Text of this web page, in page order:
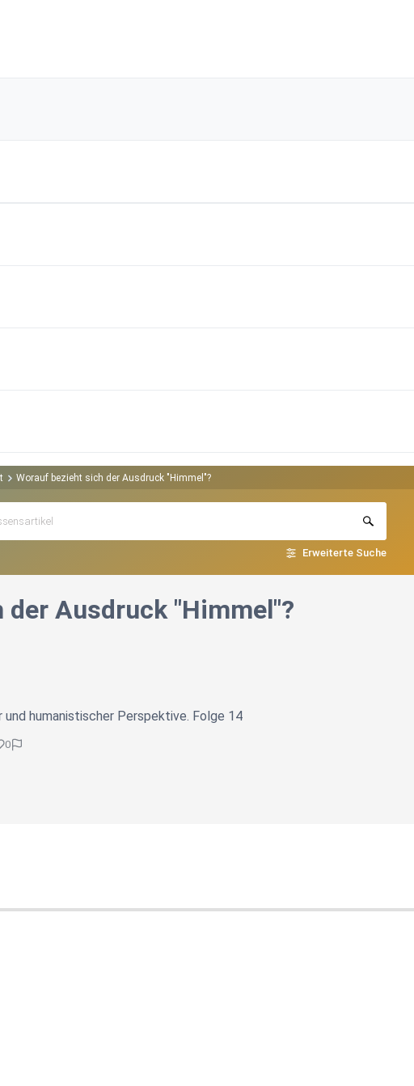
Worauf bezieht sich der Ausdruck "Himmel"?
Erweiterte Suche
Ausdruck "Himmel"?
humanistischer Perspektive. Folge 14
0